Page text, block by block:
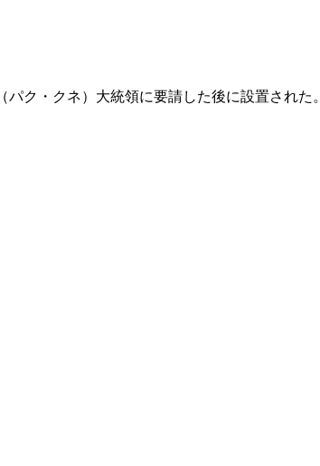
ク・クネ）大統領に要請した後に設置され